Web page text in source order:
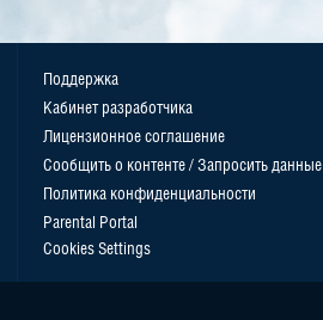
Поддержка
Кабинет разработчика
Лицензионное соглашение
Сообщить о контенте / Запросить данные
Политика конфиденциальности
Parental Portal
Cookies Settings